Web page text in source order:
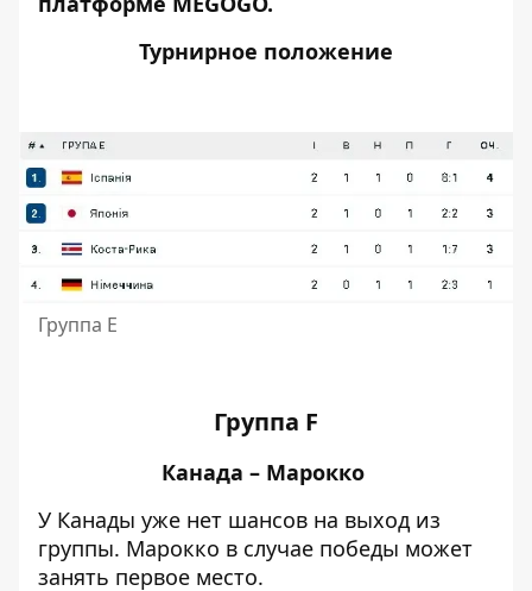
Турнирное положение
Группа Е
Группа F
Канада – Марокко
У Канады уже нет шансов на выход из
группы. Марокко в случае победы может
занять первое место.